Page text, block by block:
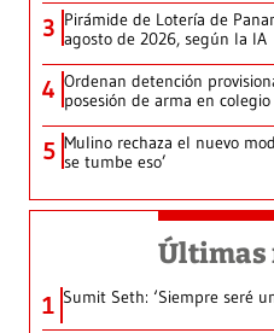
3 Pirámide de Lotería de
agosto de 2026, según la IA
4 Ordenan detención
posesión de arma en colegio
5 Mulino rechaza el nuevo
se tumbe eso’
Últimas
1 Sumit Seth: ‘Siempre seré